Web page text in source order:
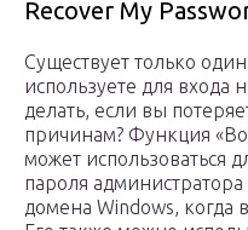
Recover My
Существует только
используете для входа
делать, если вы
причинам? Функция
может использоваться
пароля
домена Windows, когда